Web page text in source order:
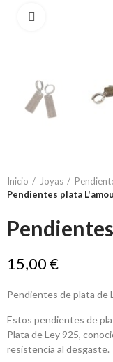
Inicio Joyas
Pendientes plata
15,00 €
Pendientes de plata de
Estos pendientes de
Plata de Ley 925,
resistencia al desgaste.